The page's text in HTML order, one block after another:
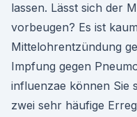
lassen. Lässt sich der
vorbeugen? Es ist
Mittelohrentzündung
Impfung gegen
influenzae können Sie
zwei sehr häufige